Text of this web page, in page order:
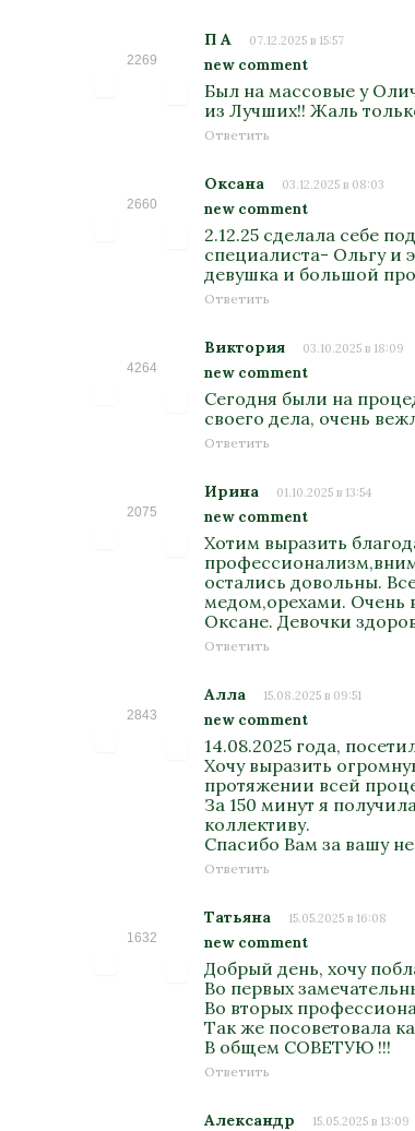
2269
П А 07.12.2025 в 15:57
new comment
Был на массовые у
из Лучших!! Жаль
Ответить
2660
Оксана 03.12.2025 в 08:03
new comment
2.12.25 сделала себе
специалиста- Ольгу и
девушка и большой
Ответить
4264
Виктория 03.10.2025 в 18:09
new comment
Сегодня были на
своего дела, очень
Ответить
2075
Ирина 01.10.2025 в 13:54
new comment
Хотим выразить
остались довольны.
медом,орехами. Очень
Оксане. Девочки
Ответить
2843
Алла 15.08.2025 в 09:51
new comment
14.08.2025 года,
Хочу выразить
протяжении всей
За 150 минут я
коллективу.
Спасибо Вам за вашу
Ответить
1632
Татьяна 15.05.2025 в 16:08
new comment
Добрый день, хочу
Во первых
Во вторых
Так же посоветовала
В общем СОВЕТУЮ !!!
Ответить
Александр 15.05.2025 в 13:09